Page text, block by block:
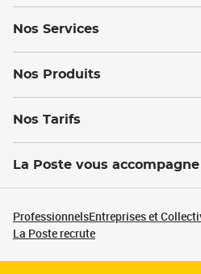
Nos Services
Nos Produits
Nos Tarifs
La Poste vous accompagne
ProfessionnelsEntreprises et
La Poste recrute